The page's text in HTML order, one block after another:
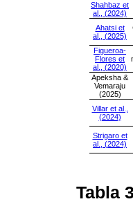
Shahbaz et
al., (2024)
Ahatsi et
al., (2025)
Figueroa-
Flores et
al., (2020)
Apeksha &
Vemaraju
(2025)
Villar et al.,
(2024)
Strigaro et
al., (2024)
Tabla 3